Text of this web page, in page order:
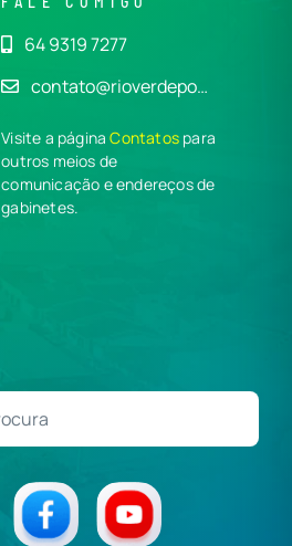
64 9319 7277
contato@rioverdepo…
Visite a páginaContatos para
outros meios de
comunicação e endereços de
gabinetes.